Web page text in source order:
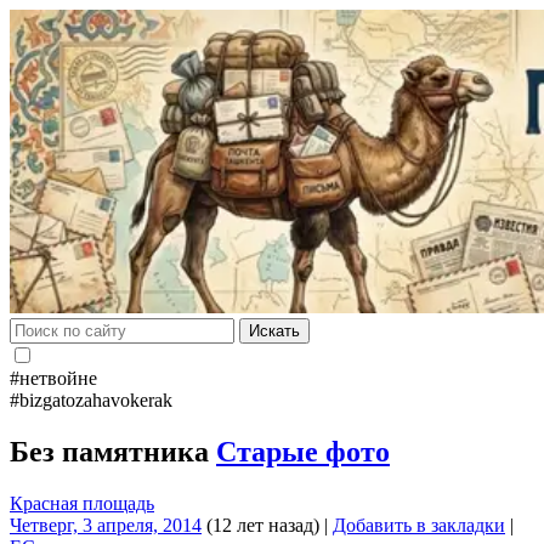
Искать
#нетвойне
#bizgatozahavokerak
Без памятника Старые фото
Красная площадь
Четверг, 3 апреля, 2014 (12 лет назад) | Добавить в закладки |